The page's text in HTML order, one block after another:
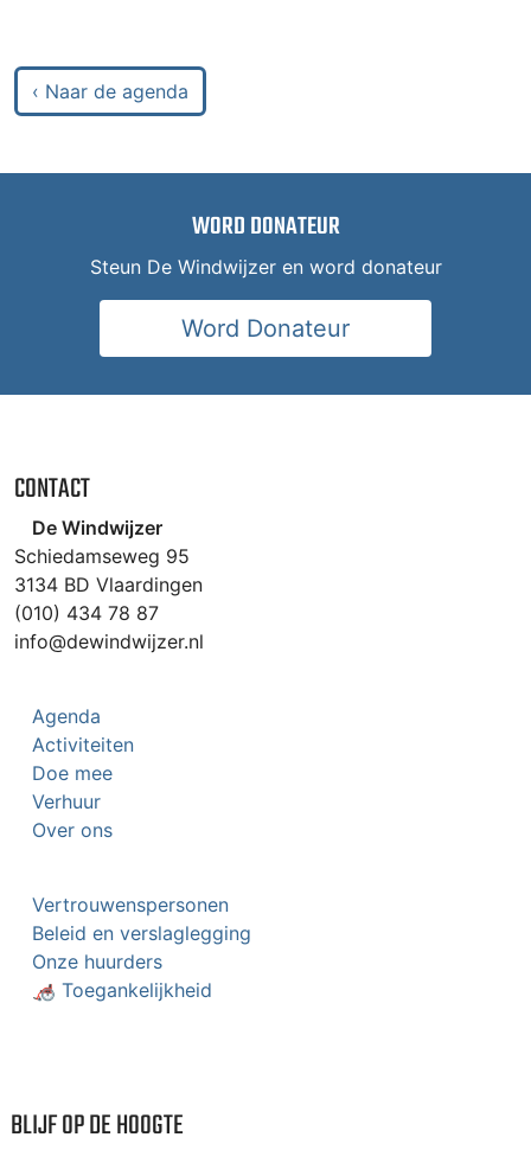
‹ Naar de agenda
WORD DONATEUR
Steun De Windwijzer en word donateur
Word Donateur
CONTACT
De Windwijzer
Schiedamseweg 95
3134 BD Vlaardingen
(010) 434 78 87
info@dewindwijzer.nl
Agenda
Activiteiten
Doe mee
Verhuur
Over ons
Vertrouwenspersonen
Beleid en verslaglegging
Onze huurders
🦽 Toegankelijkheid
BLIJF OP DE HOOGTE